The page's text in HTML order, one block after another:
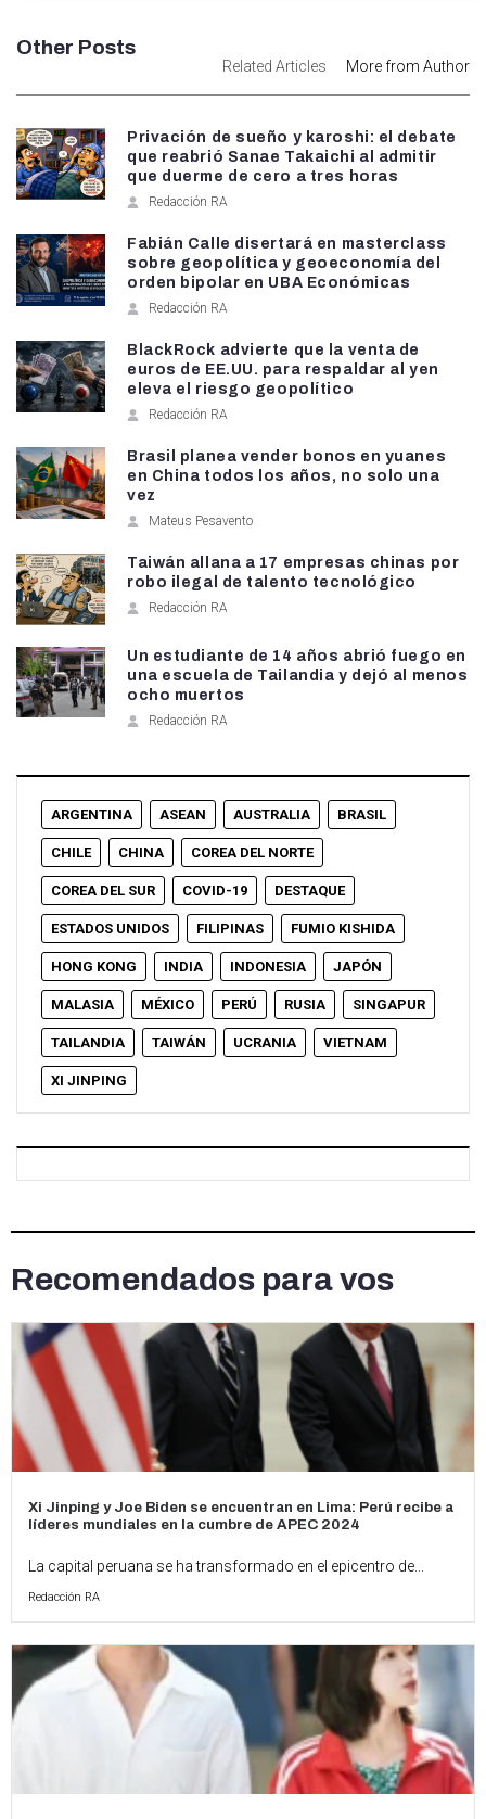
Other Posts
Related Articles More from Author
Privación de sueño y karoshi: el debate
que reabrió Sanae Takaichi al admitir
que duerme de cero a tres horas
Redacción RA
Fabián Calle disertará en masterclass
sobre geopolítica y geoeconomía del
orden bipolar en UBA Económicas
Redacción RA
BlackRock advierte que la venta de
euros de EE.UU. para respaldar al yen
eleva el riesgo geopolítico
Redacción RA
Brasil planea vender bonos en yuanes
en China todos los años, no solo una
vez
Mateus Pesavento
Taiwán allana a 17 empresas chinas por
robo ilegal de talento tecnológico
Redacción RA
Un estudiante de 14 años abrió fuego en
una escuela de Tailandia y dejó al menos
ocho muertos
Redacción RA
ARGENTINA ASEAN AUSTRALIA BRASIL
CHILE CHINA COREA DEL NORTE
COREA DEL SUR COVID-19 DESTAQUE
ESTADOS UNIDOS FILIPINAS FUMIO KISHIDA
HONG KONG INDIA INDONESIA JAPÓN
MALASIA MÉXICO PERÚ RUSIA SINGAPUR
TAILANDIA TAIWÁN UCRANIA VIETNAM
XI JINPING
Recomendados para vos
Xi Jinping y Joe Biden se encuentran en Lima: Perú recibe a
líderes mundiales en la cumbre de APEC 2024
La capital peruana se ha transformado en el epicentro de...
Redacción RA